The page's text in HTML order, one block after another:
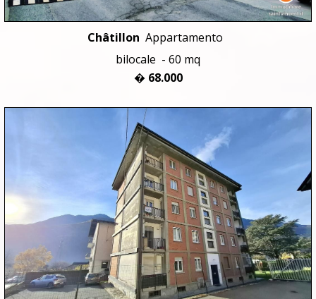
Châtillon Appartamento
bilocale - 60 mq
� 68.000